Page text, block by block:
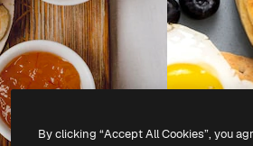
Todas as
ferramentas
Empresas
Todos os direitos reservados.
By clicking “Accept All Cookies”, you